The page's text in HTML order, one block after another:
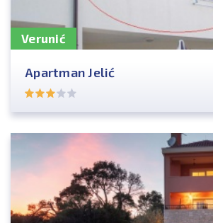
Verunić
Apartman Jelić